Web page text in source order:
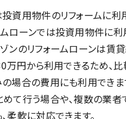
資用物件のリフォームに利
ローンでは投資用物件に
ンのリフォームローンは賃
万円から利用できるため、
場合の費用にも利用できま
て行う場合や、複数の業
柔軟に対応できます。